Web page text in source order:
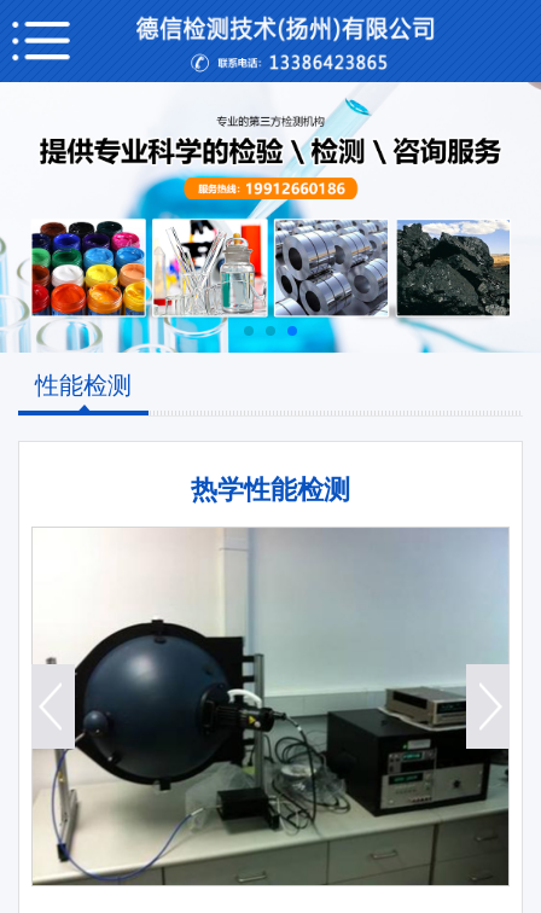
性能检测
热学性能检测